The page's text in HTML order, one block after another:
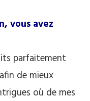
vous avez
parfaitement
de mieux
où de mes